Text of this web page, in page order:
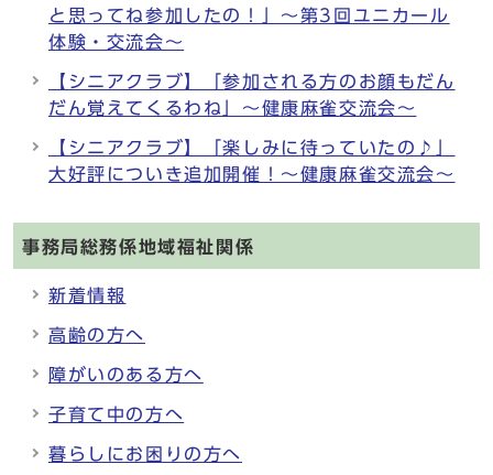
と思ってね参加したの！」～第3回ユニカール
体験・交流会～
【シニアクラブ】「参加される方のお顔もだん
だん覚えてくるわね」～健康麻雀交流会～
【シニアクラブ】「楽しみに待っていたの♪」
大好評についき追加開催！～健康麻雀交流会～
事務局総務係地域福祉関係
新着情報
高齢の方へ
障がいのある方へ
子育て中の方へ
暮らしにお困りの方へ